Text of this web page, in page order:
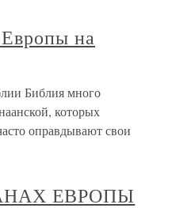
на
Библия много
которых
оправдывают свои
ЕВРОПЫ